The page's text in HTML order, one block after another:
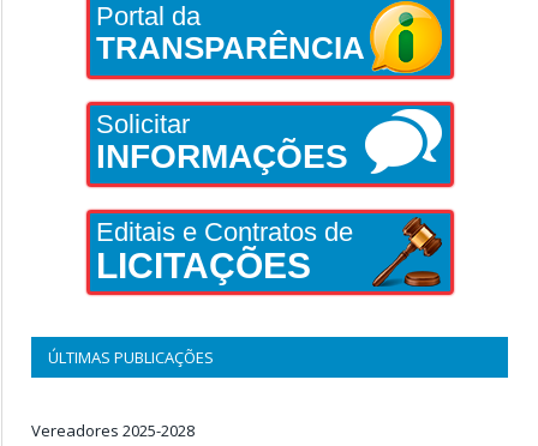
Portal da
TRANSPARÊNCIA
Solicitar
INFORMAÇÕES
Editais e Contratos de
LICITAÇÕES
ÚLTIMAS PUBLICAÇÕES
Vereadores 2025-2028